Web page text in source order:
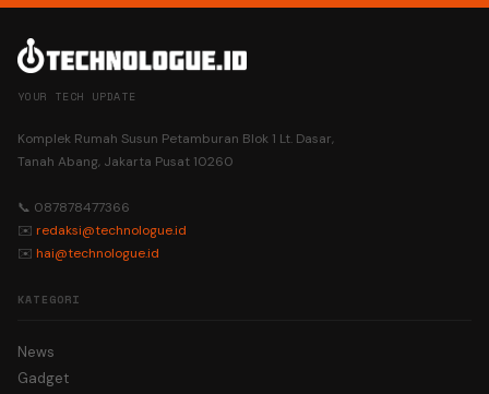
YOUR TECH UPDATE
Komplek Rumah Susun Petamburan Blok 1 Lt. Dasar,
Tanah Abang, Jakarta Pusat 10260
📞 087878477366
✉️ redaksi@technologue.id
✉️ hai@technologue.id
KATEGORI
News
Gadget